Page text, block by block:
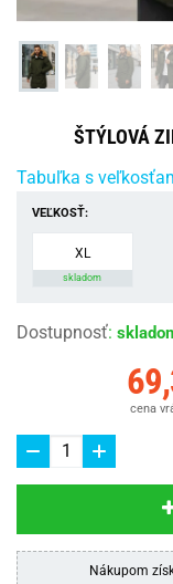
ŠTÝLOVÁ
Tabuľka s
VEĽKOSŤ:
XL
skladom
Dostupnosť:
cena
Nákupom